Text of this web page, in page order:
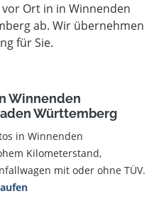
Ort in in Winnenden
ab. Wir übernehmen
für Sie.
Winnenden
Württemberg
in Winnenden
Kilometerstand,
mit oder ohne TÜV.